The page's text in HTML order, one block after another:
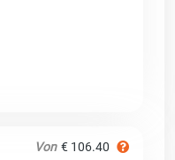
Von € 106.40